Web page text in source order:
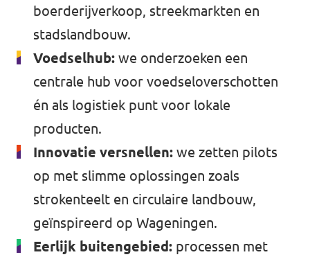
boerderijverkoop, streekmarkten en
stadslandbouw.
Voedselhub: we onderzoeken een
centrale hub voor voedseloverschotten
én als logistiek punt voor lokale
producten.
Innovatie versnellen: we zetten pilots
op met slimme oplossingen zoals
strokenteelt en circulaire landbouw,
geïnspireerd op Wageningen.
Eerlijk buitengebied: processen met